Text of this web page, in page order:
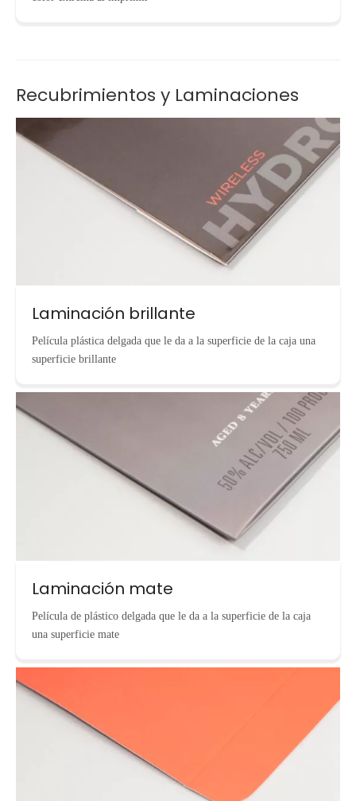
Recubrimientos y Laminaciones
Laminación brillante
Película plástica delgada que le da a la superficie de la caja una
superficie brillante
Laminación mate
Película de plástico delgada que le da a la superficie de la caja
una superficie mate